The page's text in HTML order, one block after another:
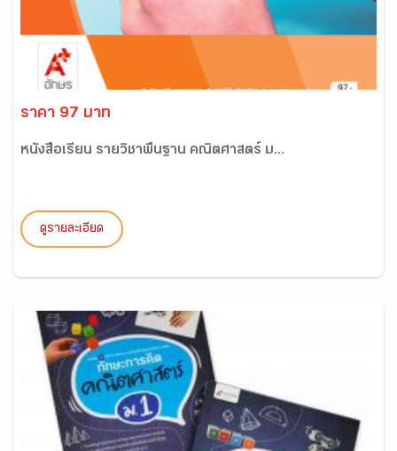
ราคา 97 บาท
หนังสือเรียน รายวิชาพื้นฐาน คณิตศาสตร์ ม...
ดูรายละเอียด